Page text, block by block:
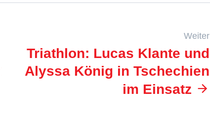
Weiter
Triathlon: Lucas Klante und
Alyssa König in Tschechien
im Einsatz